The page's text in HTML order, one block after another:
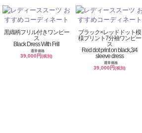
黒織柄フリル付きワンピー
ス
Black Dress With Frill
通常価格
39,000円(税別)
ブラック×レッドドット模
様プリント7分袖ワンピー
ス
Red dot print on black,3/4
sleeve dress
通常価格
39,000円(税別)